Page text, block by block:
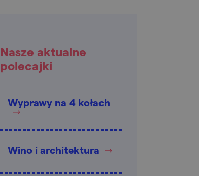
Nasze aktualne
polecajki
Wyprawy na 4 kołach
Wino i architektura